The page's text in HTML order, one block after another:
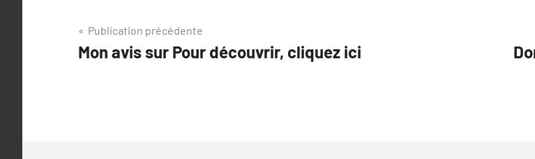
Navigation
de
Publication précédente
Mon avis sur Pour découvrir, cliquez ici